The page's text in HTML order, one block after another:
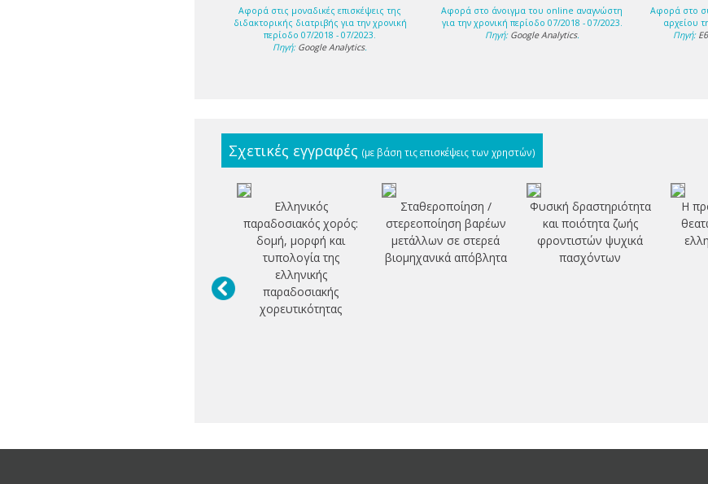
Αφορά στις μοναδικές επισκέψεις της
διδακτορικής διατριβής για την χρονική
περίοδο 07/2018 - 07/2023.
Πηγή: Google Analytics.
Αφορά στο άνοιγμα του online αναγνώστη
για την χρονική περίοδο 07/2018 - 07/2023.
Πηγή: Google Analytics.
Αφορά στο
αρχείου
Πηγή:
Σχετικές εγγραφές (με βάση τις επισκέψεις των χρηστών)
Ελληνικός
παραδοσιακός χορός:
δομή, μορφή και
τυπολογία της
ελληνικής
παραδοσιακής
χορευτικότητας
Σταθεροποίηση /
στερεοποίηση βαρέων
μετάλλων σε στερεά
βιομηχανικά απόβλητα
Φυσική δραστηριότητα
και ποιότητα ζωής
φροντιστών ψυχικά
πασχόντων
Η